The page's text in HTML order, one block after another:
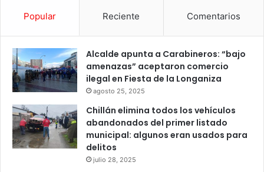
Popular Reciente Comentarios
Alcalde apunta a Carabineros: “bajo
amenazas” aceptaron comercio
ilegal en Fiesta de la Longaniza
agosto 25, 2025
Chillán elimina todos los vehículos
abandonados del primer listado
municipal: algunos eran usados para
delitos
julio 28, 2025